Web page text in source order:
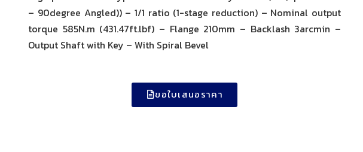
– 90degree Angled)) – 1/1 ratio (1-stage reduction) – Nominal output
torque 585N.m (431.47ft.lbf) – Flange 210mm – Backlash 3arcmin –
Output Shaft with Key – With Spiral Bevel
ขอใบเสนอราคา